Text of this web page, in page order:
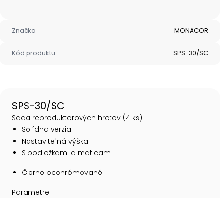
Značka MONACOR
Kód produktu SPS-30/SC
SPS-30/SC
Sada reproduktorových hrotov (4 ks)
Solídna verzia
Nastaviteľná výška
S podložkami a maticami
Čierne pochrómované
Parametre